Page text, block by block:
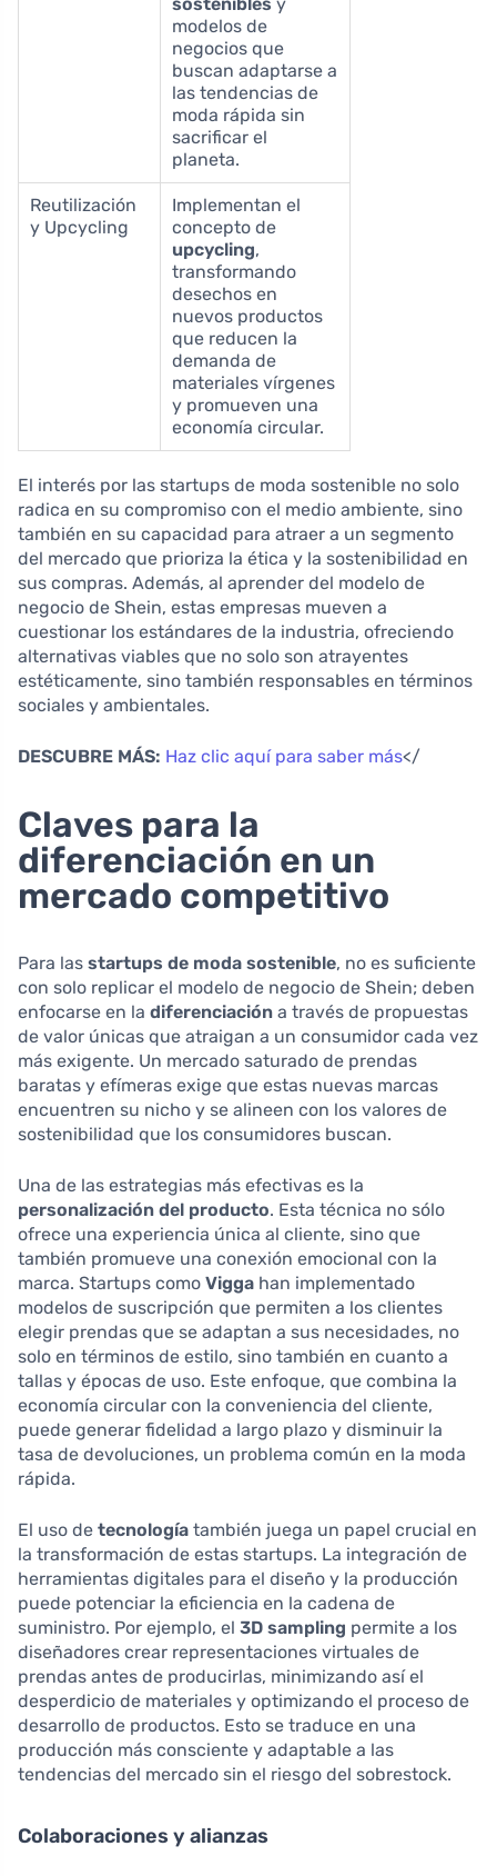
modelos de
negocios que
buscan adaptarse a
las tendencias de
moda rápida sin
sacrificar el
planeta.
Reutilización
y Upcycling
Implementan el
concepto de
upcycling,
transformando
desechos en
nuevos productos
que reducen la
demanda de
materiales vírgenes
y promueven una
economía circular.
El interés por las startups de moda sostenible no solo
radica en su compromiso con el medio ambiente, sino
también en su capacidad para atraer a un segmento
del mercado que prioriza la ética y la sostenibilidad en
sus compras. Además, al aprender del modelo de
negocio de Shein, estas empresas mueven a
cuestionar los estándares de la industria, ofreciendo
alternativas viables que no solo son atrayentes
estéticamente, sino también responsables en términos
sociales y ambientales.
DESCUBRE MÁS: Haz clic aquí para saber más</
Claves para la
diferenciación en un
mercado competitivo
Para las startups de moda sostenible, no es suficiente
con solo replicar el modelo de negocio de Shein; deben
enfocarse en la diferenciación a través de propuestas
de valor únicas que atraigan a un consumidor cada vez
más exigente. Un mercado saturado de prendas
baratas y efímeras exige que estas nuevas marcas
encuentren su nicho y se alineen con los valores de
sostenibilidad que los consumidores buscan.
Una de las estrategias más efectivas es la
personalización del producto. Esta técnica no sólo
ofrece una experiencia única al cliente, sino que
también promueve una conexión emocional con la
marca. Startups como Vigga han implementado
modelos de suscripción que permiten a los clientes
elegir prendas que se adaptan a sus necesidades, no
solo en términos de estilo, sino también en cuanto a
tallas y épocas de uso. Este enfoque, que combina la
economía circular con la conveniencia del cliente,
puede generar fidelidad a largo plazo y disminuir la
tasa de devoluciones, un problema común en la moda
rápida.
El uso de tecnología también juega un papel crucial en
la transformación de estas startups. La integración de
herramientas digitales para el diseño y la producción
puede potenciar la eficiencia en la cadena de
suministro. Por ejemplo, el 3D sampling permite a los
diseñadores crear representaciones virtuales de
prendas antes de producirlas, minimizando así el
desperdicio de materiales y optimizando el proceso de
desarrollo de productos. Esto se traduce en una
producción más consciente y adaptable a las
tendencias del mercado sin el riesgo del sobrestock.
Colaboraciones y alianzas